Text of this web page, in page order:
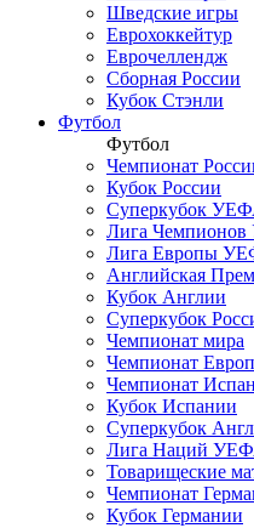
Шведские игры
Еврохоккейтур
Еврочеллендж
Сборная России
Кубок Стэнли
Футбол
Футбол
Чемпионат
Кубок России
Суперкубок
Лига
Лига Европы
Английская
Кубок Англии
Суперкубок
Чемпионат мира
Чемпионат
Чемпионат
Кубок Испании
Суперкубок
Лига Наций
Товарищеские
Чемпионат
Кубок Германии